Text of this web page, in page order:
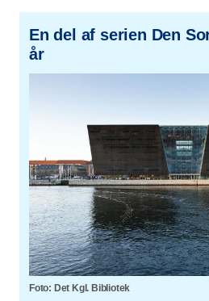
En del af serien Den
år
Foto: Det Kgl. Bibliotek